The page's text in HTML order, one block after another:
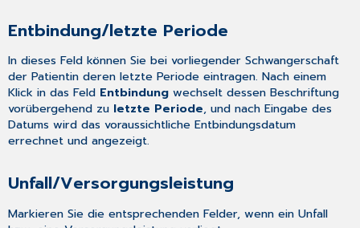
Entbindung/letzte Periode
In dieses Feld können Sie bei vorliegender Schwangerschaft
der Patientin deren letzte Periode eintragen. Nach einem
Klick in das Feld Entbindung wechselt dessen Beschriftung
vorübergehend zu letzte Periode, und nach Eingabe des
Datums wird das voraussichtliche Entbindungsdatum
errechnet und angezeigt.
Unfall/Versorgungsleistung
Markieren Sie die entsprechenden Felder, wenn ein Unfall